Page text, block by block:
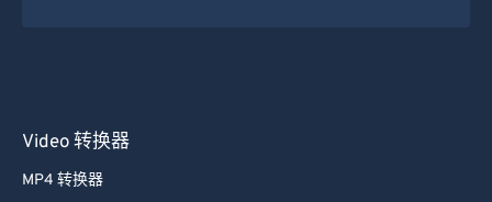
Video 转换器
MP4 转换器